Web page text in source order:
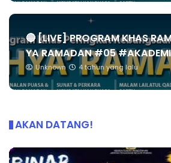
🔴 [LIVE] PROGRAM KHAS
YA RAMADAN #05
Unknown 4 tahun yang lalu
AKAN DATANG!